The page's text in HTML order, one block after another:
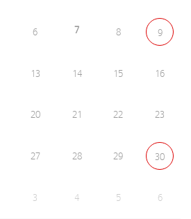
6 7 8 9
13 14 15 16
20 21 22 23
27 28 29 30
3 4 5 6